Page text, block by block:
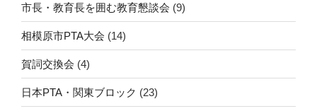
市長・教育長を囲む教育懇談会 (9)
相模原市PTA大会 (14)
賀詞交換会 (4)
日本PTA・関東ブロック (23)